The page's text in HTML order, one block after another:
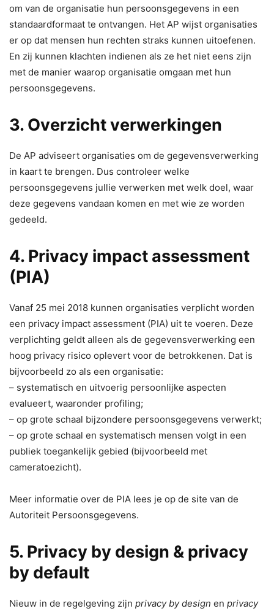
om van de organisatie hun persoonsgegevens in een
standaardformaat te ontvangen. Het AP wijst organisaties
er op dat mensen hun rechten straks kunnen uitoefenen.
En zij kunnen klachten indienen als ze het niet eens zijn
met de manier waarop organisatie omgaan met hun
persoonsgegevens.
3. Overzicht verwerkingen
De AP adviseert organisaties om de gegevensverwerking
in kaart te brengen. Dus controleer welke
persoonsgegevens jullie verwerken met welk doel, waar
deze gegevens vandaan komen en met wie ze worden
gedeeld.
4. Privacy impact assessment
(PIA)
Vanaf 25 mei 2018 kunnen organisaties verplicht worden
een privacy impact assessment (PIA) uit te voeren. Deze
verplichting geldt alleen als de gegevensverwerking een
hoog privacy risico oplevert voor de betrokkenen. Dat is
bijvoorbeeld zo als een organisatie:
– systematisch en uitvoerig persoonlijke aspecten
evalueert, waaronder profiling;
– op grote schaal bijzondere persoonsgegevens verwerkt;
– op grote schaal en systematisch mensen volgt in een
publiek toegankelijk gebied (bijvoorbeeld met
cameratoezicht).
Meer informatie over de PIA lees je op de site van de
Autoriteit Persoonsgegevens.
5. Privacy by design & privacy
by default
Nieuw in de regelgeving zijn privacy by design en privacy